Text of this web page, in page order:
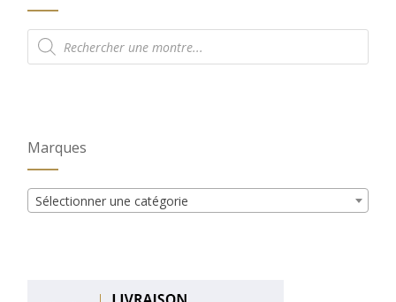
Recherche
de
produits
Marques
Sélectionner une catégorie